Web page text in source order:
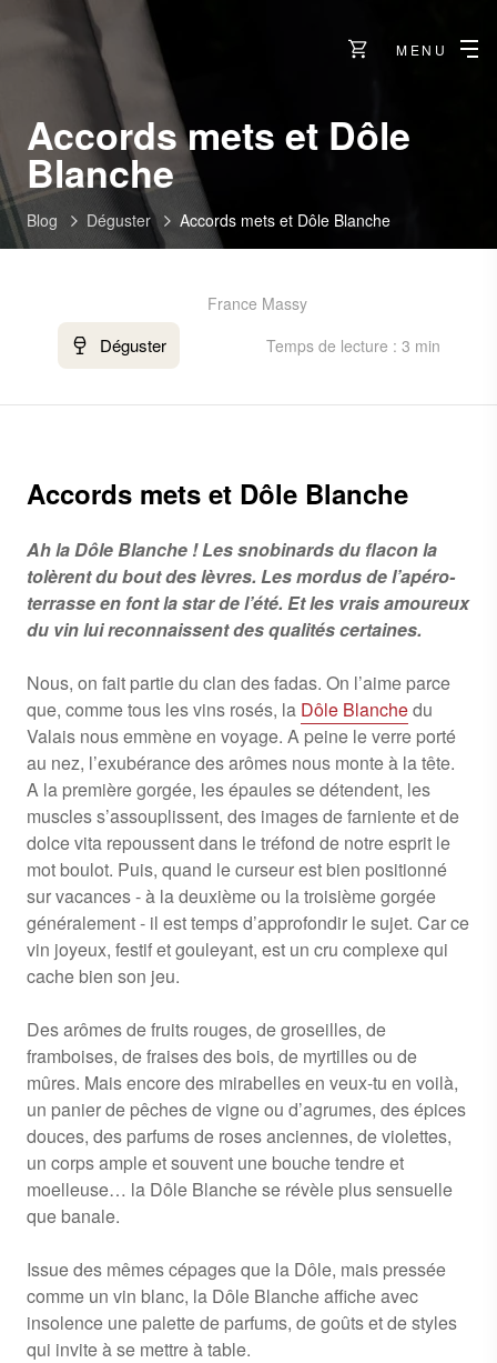
MENU
Accords mets et Dôle
Blanche
Blog Déguster Accords mets et Dôle Blanche
Déguster Temps de lecture : 3 min
France Massy
Accords mets et Dôle Blanche
Ah la Dôle Blanche ! Les snobinards du flacon la
tolèrent du bout des lèvres. Les mordus de l’apéro-
terrasse en font la star de l’été. Et les vrais amoureux
du vin lui reconnaissent des qualités certaines.
Nous, on fait partie du clan des fadas. On l’aime parce
que, comme tous les vins rosés, la Dôle Blanchedu
Valais nous emmène en voyage. A peine le verre porté
au nez, l’exubérance des arômes nous monte à la tête.
A la première gorgée, les épaules se détendent, les
muscles s’assouplissent, des images de farniente et de
dolce vita repoussent dans le tréfond de notre esprit le
mot boulot. Puis, quand le curseur est bien positionné
sur vacances - à la deuxième ou la troisième gorgée
généralement - il est temps d’approfondir le sujet. Car ce
vin joyeux, festif et gouleyant, est un cru complexe qui
cache bien son jeu.
Des arômes de fruits rouges, de groseilles, de
framboises, de fraises des bois, de myrtilles ou de
mûres. Mais encore des mirabelles en veux-tu en voilà,
un panier de pêches de vigne ou d’agrumes, des épices
douces, des parfums de roses anciennes, de violettes,
un corps ample et souvent une bouche tendre et
moelleuse… la Dôle Blanche se révèle plus sensuelle
que banale.
Issue des mêmes cépages que la Dôle, mais pressée
comme un vin blanc, la Dôle Blanche affiche avec
insolence une palette de parfums, de goûts et de styles
qui invite à se mettre à table.